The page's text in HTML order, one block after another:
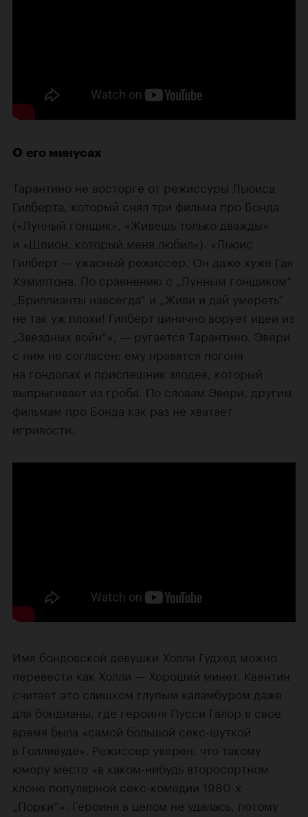
О его минусах
Тарантино не восторге от режиссуры Льюиса
Гилберта, который снял три фильма про Бонда
(«Лунный гонщик», «Живешь только дважды»
и «Шпион, который меня любил»). «Льюис
Гилберт — ужасный режиссер. Он даже хуже Гая
Хэмилтона. По сравнению с „Лунным гонщиком“
„Бриллианты навсегда“ и „Живи и дай умереть“
не так уж плохи! Гилберт цинично ворует идеи из
„Звездных войн“», — ругается Тарантино. Эвери
с ним не согласен: ему нравятся погоня
на гондолах и приспешник злодея, который
выпрыгивает из гроба. По словам Эвери, другим
фильмам про Бонда как раз не хватает
игривости.
Имя бондовской девушки Холли Гудхед можно
перевести как Холли — Хороший минет. Квентин
считает это слишком глупым каламбуром даже
для бондианы, где героиня Пусси Галор в свое
время была «самой большой секс-шуткой
в Голливуде». Режиссер уверен, что такому
юмору место «в каком-нибудь второсортном
клоне популярной секс-комедии 1980-х
„Порки“». Героиня в целом не удалась, потому